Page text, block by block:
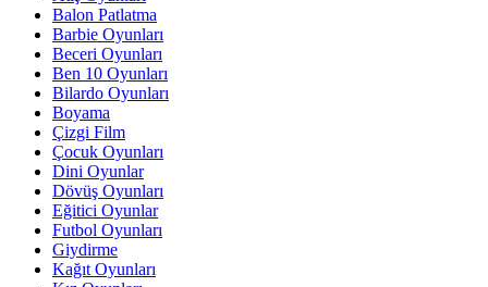
Balon Patlatma
Barbie Oyunları
Beceri Oyunları
Ben 10 Oyunları
Bilardo Oyunları
Boyama
Çizgi Film
Çocuk Oyunları
Dini Oyunlar
Dövüş Oyunları
Eğitici Oyunlar
Futbol Oyunları
Giydirme
Kağıt Oyunları